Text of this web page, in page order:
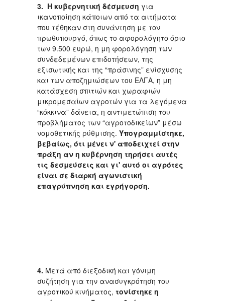
3. Η κυβερνητική δέσμευση για
ικανοποίηση κάποιων από τα αιτήματα
που τέθηκαν στη συνάντηση με τον
πρωθυπουργό, όπως το αφορολόγητο όριο
των 9.500 ευρώ, η μη φορολόγηση των
συνδεδεμένων επιδοτήσεων, της
εξισωτικής και της “πράσινης” ενίσχυσης
και των αποζημιώσεων του ΕΛΓΑ, η μη
κατάσχεση σπιτιών και χωραφιών
μικρομεσαίων αγροτών για τα λεγόμενα
“κόκκινα” δάνεια, η αντιμετώπιση του
προβλήματος των “αγροτοδικείων” μέσω
νομοθετικής ρύθμισης. Υπογραμμίστηκε,
βεβαίως, ότι μένει ν' αποδειχτεί στην
πράξη αν η κυβέρνηση τηρήσει αυτές
τις δεσμεύσεις και γι' αυτό οι αγρότες
είναι σε διαρκή αγωνιστική
επαγρύπνηση και εγρήγορση.
4. Μετά από διεξοδική και γόνιμη
συζήτηση για την ανασυγκρότηση του
αγροτικού κινήματος, τονίστηκε η